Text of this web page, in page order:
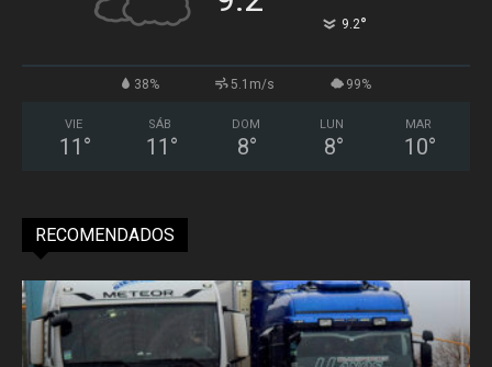
9.2°
38% 5.1m/s 99%
VIE
11 °
SÁB
11 °
DOM
8°
LUN
8°
MAR
10°
RECOMENDADOS